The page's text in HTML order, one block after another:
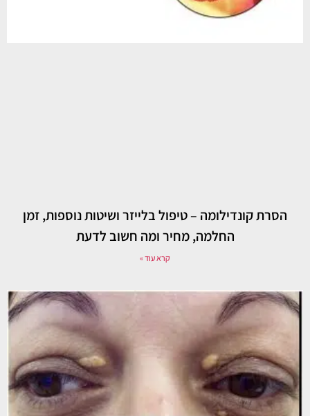
הסרת קונדילומה – טיפול בלייזר ושיטות נוספות, זמן
החלמה, מחיר ומה חשוב לדעת
קרא עוד »